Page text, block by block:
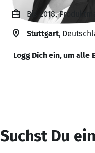
Bis 2018,
Stuttgart,
Logg Dich ein, um alle
Suchst Du